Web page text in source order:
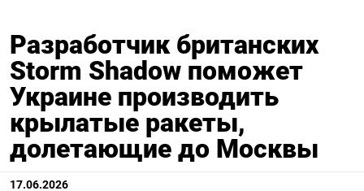
Разработчик британских
Storm Shadow поможет
Украине производить
крылатые ракеты,
долетающие до Москвы
17.06.2026